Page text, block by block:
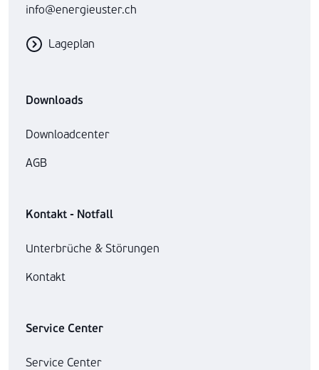
info@energieuster.ch
Lageplan
Downloads
Downloadcenter
AGB
Kontakt - Notfall
Unterbrüche & Störungen
Kontakt
Service Center
Service Center